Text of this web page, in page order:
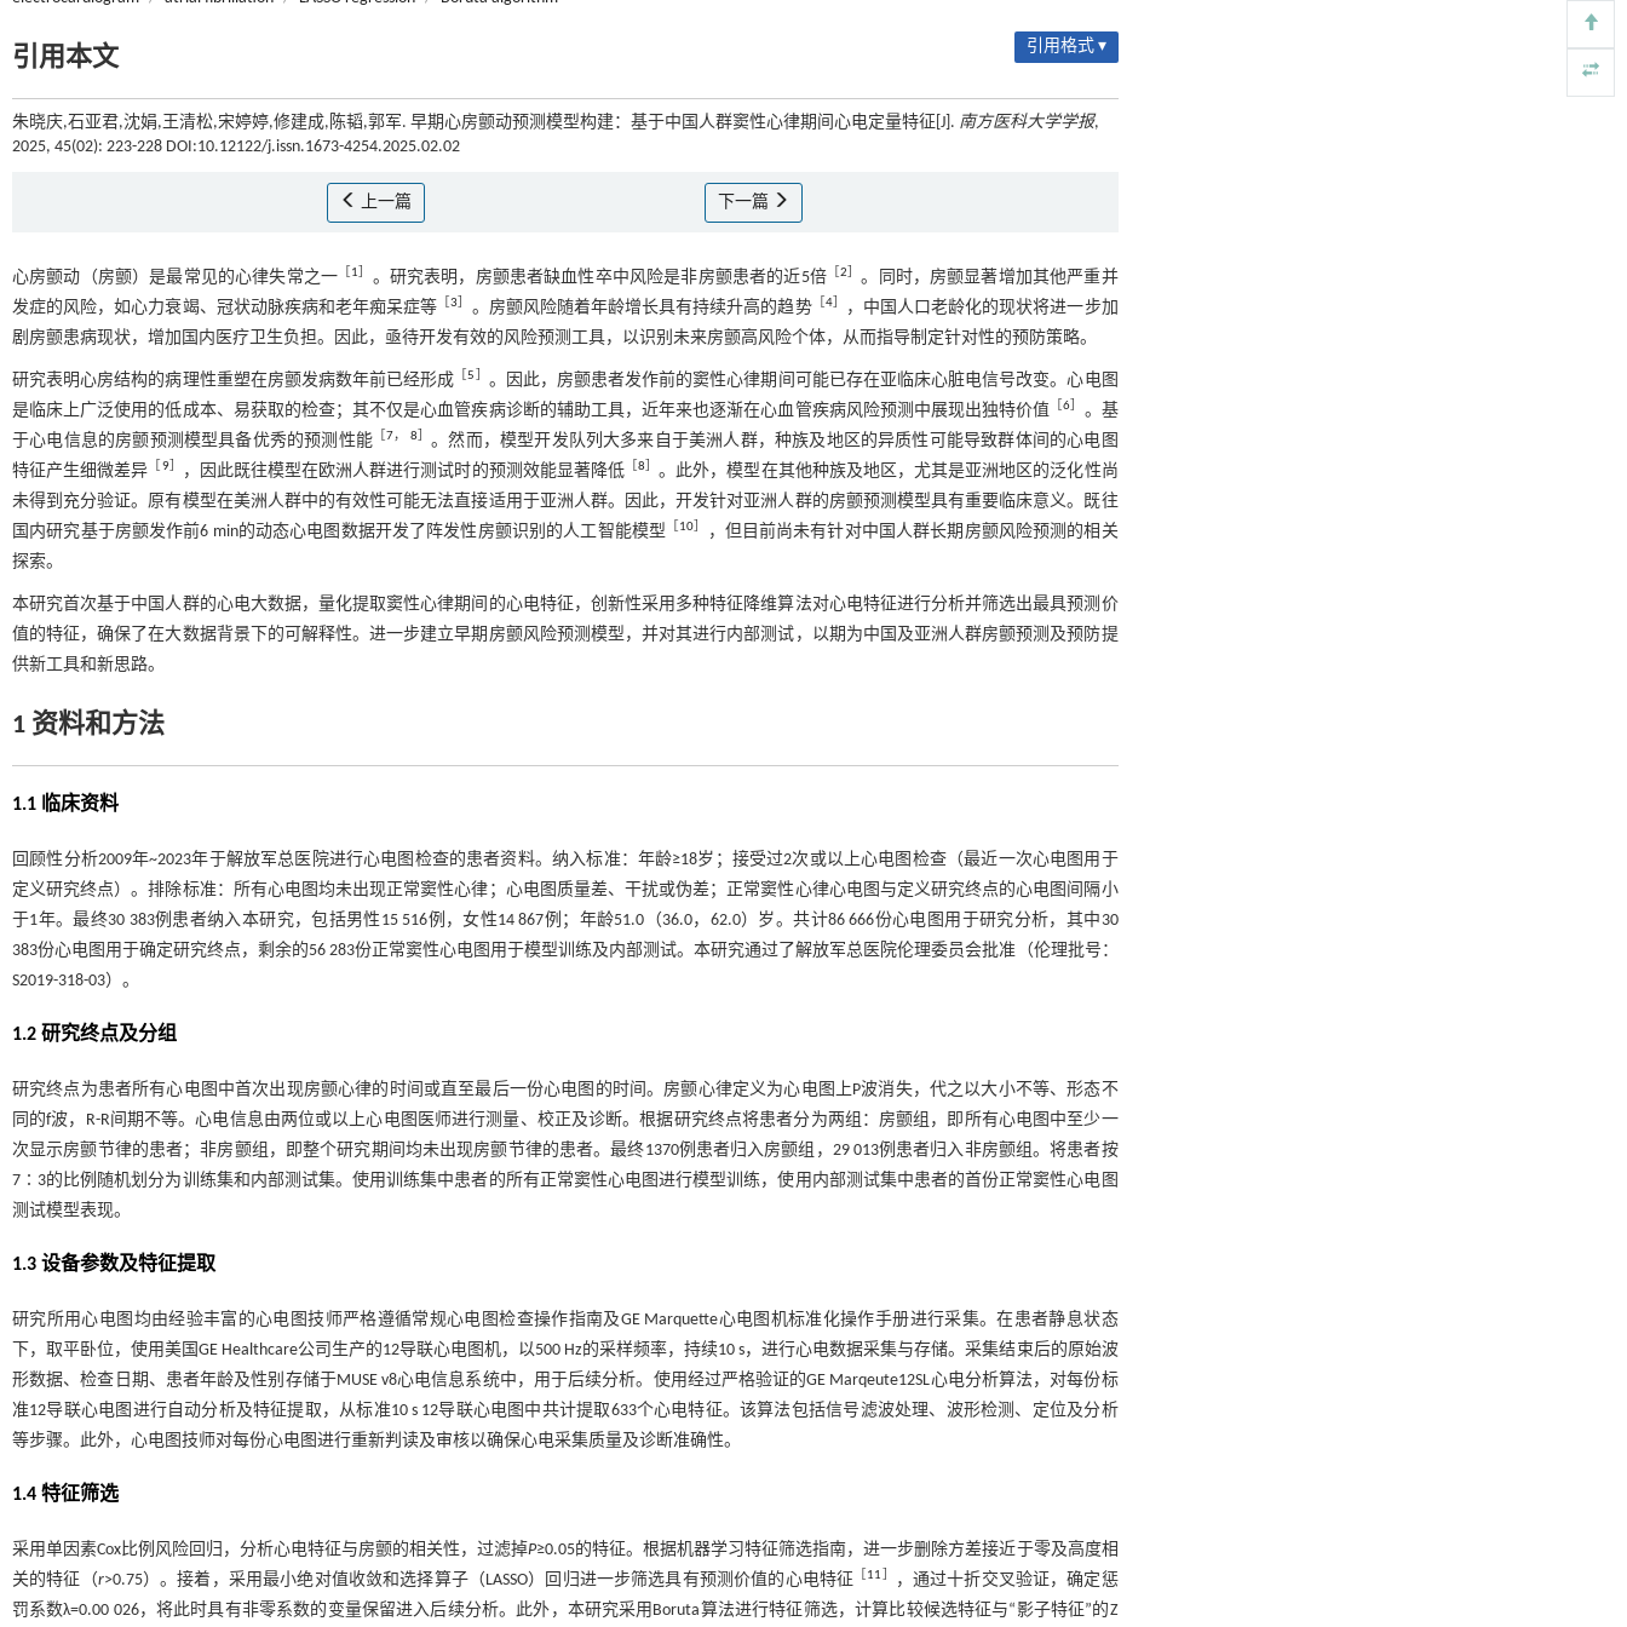
引用本文 引用格式 ▾
朱晓庆,石亚君,沈娟,王清松,宋婷婷,修建成,陈韬,郭军. 早期心房颤动预测模型构建：基于中国人群窦性心律期间心电定量特征[J]. 南方医科大学学报,
2025, 45(02): 223-228 DOI:10.12122/j.issn.1673-4254.2025.02.02
上一篇 下一篇
心房颤动（房颤）是最常见的心律失常之一 1 。研究表明，房颤患者缺血性卒中风险是非房颤患者的近5倍［2
。同时，房颤显著增加其他严重并
发症的风险，如心力衰竭、冠状动脉疾病和老年痴呆症等 ［3 。房颤风险随着年龄增长具有持续升高的趋势［ 4］
，中国人口老龄化的现状将进一步加
剧房颤患病现状，增加国内医疗卫生负担。因此，亟待开发有效的风险预测工具，以识别未来房颤高风险个体，从而指导制定针对性的预防策略。
研究表明心房结构的病理性重塑在房颤发病数年前已经形成 ［5
。因此，房颤患者发作前的窦性心律期间可能已存在亚临床心脏电信号改变。心电图
是临床上广泛使用的低成本、易获取的检查；其不仅是心血管疾病诊断的辅助工具，近年来也逐渐在心血管疾病风险预测中展现出独特价值 ［6
。基
于心电信息的房颤预测模型具备优秀的预测性能 ［7， 8
。然而，模型开发队列大多来自于美洲人群，种族及地区的异质性可能导致群体间的心电图
特征产生细微差异
9］ ，因此既往模型在欧洲人群进行测试时的预测效能显著降低 ［8
。此外，模型在其他种族及地区，尤其是亚洲地区的泛化性尚
未得到充分验证。原有模型在美洲人群中的有效性可能无法直接适用于亚洲人群。因此，开发针对亚洲人群的房颤预测模型具有重要临床意义。既往
国内研究基于房颤发作前6 min的动态心电图数据开发了阵发性房颤识别的人工智能模型
10
，但目前尚未有针对中国人群长期房颤风险预测的相关
探索。
本研究首次基于中国人群的心电大数据，量化提取窦性心律期间的心电特征，创新性采用多种特征降维算法对心电特征进行分析并筛选出最具预测价
值的特征，确保了在大数据背景下的可解释性。进一步建立早期房颤风险预测模型，并对其进行内部测试，以期为中国及亚洲人群房颤预测及预防提
供新工具和新思路。
1 资料和方法
1.1 临床资料
回顾性分析2009年~2023年于解放军总医院进行心电图检查的患者资料。纳入标准：年龄≥18岁；接受过2次或以上心电图检查（最近一次心电图用于
定义研究终点）。排除标准：所有心电图均未出现正常窦性心律；心电图质量差、干扰或伪差；正常窦性心律心电图与定义研究终点的心电图间隔小
于1年。最终30 383例患者纳入本研究，包括男性15 516例，女性14 867例；年龄51.0（36.0，62.0）岁。共计86 666份心电图用于研究分析，其中30
383份心电图用于确定研究终点，剩余的56 283份正常窦性心电图用于模型训练及内部测试。本研究通过了解放军总医院伦理委员会批准（伦理批号：
S2019-318-03）。
1.2 研究终点及分组
研究终点为患者所有心电图中首次出现房颤心律的时间或直至最后一份心电图的时间。房颤心律定义为心电图上P波消失，代之以大小不等、形态不
同的f波，R-R间期不等。心电信息由两位或以上心电图医师进行测量、校正及诊断。根据研究终点将患者分为两组：房颤组，即所有心电图中至少一
次显示房颤节律的患者；非房颤组，即整个研究期间均未出现房颤节律的患者。最终1370例患者归入房颤组，29 013例患者归入非房颤组。将患者按
7∶3的比例随机划分为训练集和内部测试集。使用训练集中患者的所有正常窦性心电图进行模型训练，使用内部测试集中患者的首份正常窦性心电图
测试模型表现。
1.3 设备参数及特征提取
研究所用心电图均由经验丰富的心电图技师严格遵循常规心电图检查操作指南及GE Marquette心电图机标准化操作手册进行采集。在患者静息状态
下，取平卧位，使用美国GE Healthcare公司生产的12导联心电图机，以500 Hz的采样频率，持续10 s，进行心电数据采集与存储。采集结束后的原始波
形数据、检查日期、患者年龄及性别存储于MUSE v8心电信息系统中，用于后续分析。使用经过严格验证的GE Marqeute12SL心电分析算法，对每份标
准12导联心电图进行自动分析及特征提取，从标准10 s 12导联心电图中共计提取633个心电特征。该算法包括信号滤波处理、波形检测、定位及分析
等步骤。此外，心电图技师对每份心电图进行重新判读及审核以确保心电采集质量及诊断准确性。
1.4 特征筛选
采用单因素Cox比例风险回归，分析心电特征与房颤的相关性，过滤掉P≥0.05的特征。根据机器学习特征筛选指南，进一步删除方差接近于零及高度相
关的特征（r>0.75）。接着，采用最小绝对值收敛和选择算子（LASSO）回归进一步筛选具有预测价值的心电特征 11
，通过十折交叉验证，确定惩
罚系数λ=0.00 026，将此时具有非零系数的变量保留进入后续分析。此外，本研究采用Boruta算法进行特征筛选，计算比较候选特征与“影子特征”的Z